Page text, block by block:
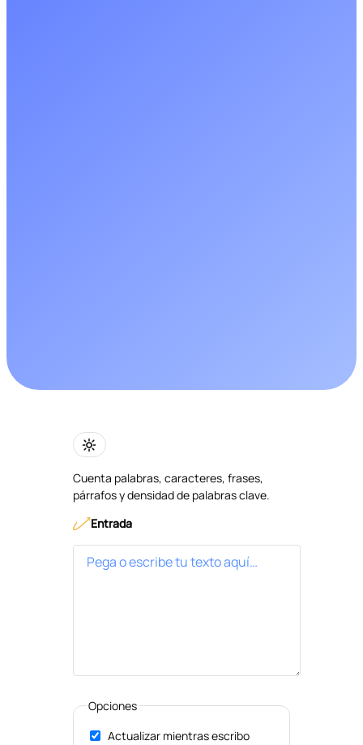
Cuenta palabras, caracteres, frases,
párrafos y densidad de palabras clave.
Entrada
Opciones
Actualizar mientras escribo